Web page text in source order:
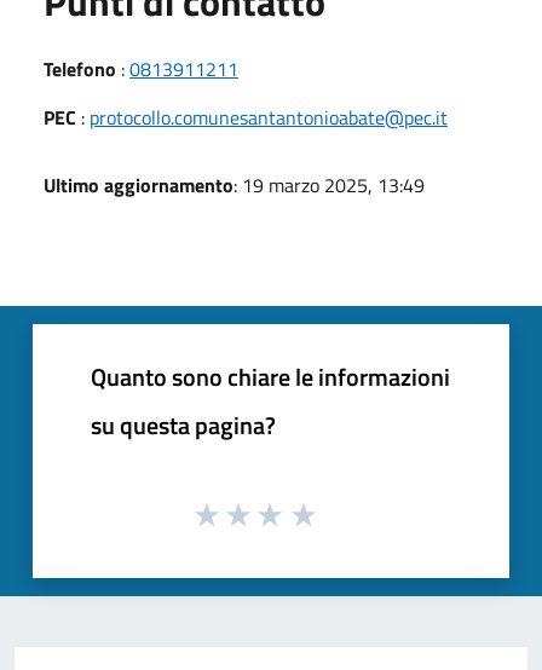
Telefono :0813911211
PEC : protocollo.comunesantantonioabate@pec.it
Ultimo aggiornamento: 19 marzo 2025, 13:49
Quanto sono chiare le informazioni
su questa pagina?